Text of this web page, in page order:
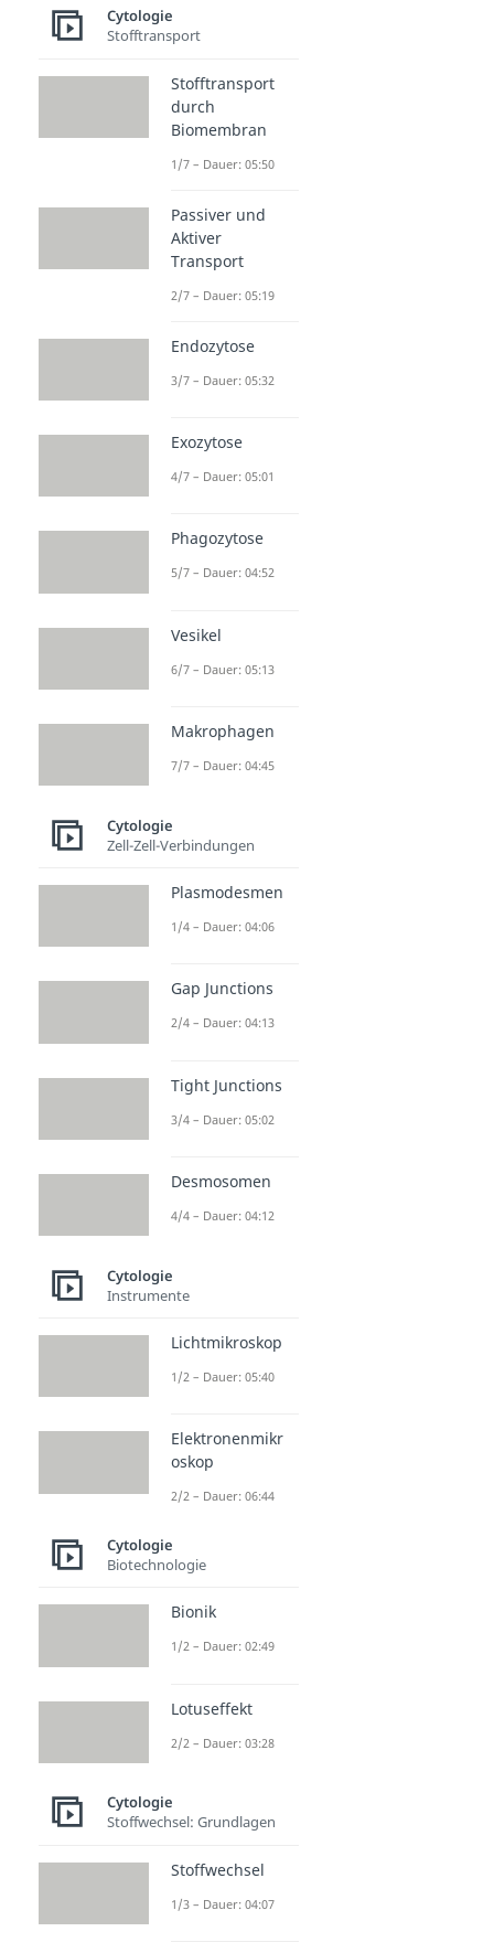
Cytologie
Stofftransport
Stofftransport
durch
Biomembran
1/7 – Dauer: 05:50
Passiver und
Aktiver
Transport
2/7 – Dauer: 05:19
Endozytose
3/7 – Dauer: 05:32
Exozytose
4/7 – Dauer: 05:01
Phagozytose
5/7 – Dauer: 04:52
Vesikel
6/7 – Dauer: 05:13
Makrophagen
7/7 – Dauer: 04:45
Cytologie
Zell-Zell-Verbindungen
Plasmodesmen
1/4 – Dauer: 04:06
Gap Junctions
2/4 – Dauer: 04:13
Tight Junctions
3/4 – Dauer: 05:02
Desmosomen
4/4 – Dauer: 04:12
Cytologie
Instrumente
Lichtmikroskop
1/2 – Dauer: 05:40
Elektronenmikr
oskop
2/2 – Dauer: 06:44
Cytologie
Biotechnologie
Bionik
1/2 – Dauer: 02:49
Lotuseffekt
2/2 – Dauer: 03:28
Cytologie
Stoffwechsel: Grundlagen
Stoffwechsel
1/3 – Dauer: 04:07